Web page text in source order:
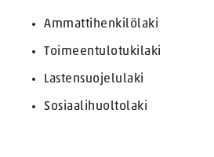
Ammattihenkilölaki
Toimeentulotukilaki
Lastensuojelulaki
Sosiaalihuoltolaki